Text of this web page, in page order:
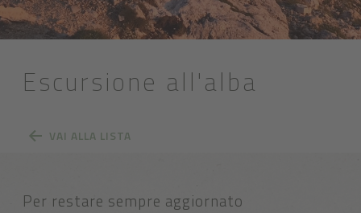
Escursione all'alba
VAI ALLA LISTA
Per restare sempre aggiornato